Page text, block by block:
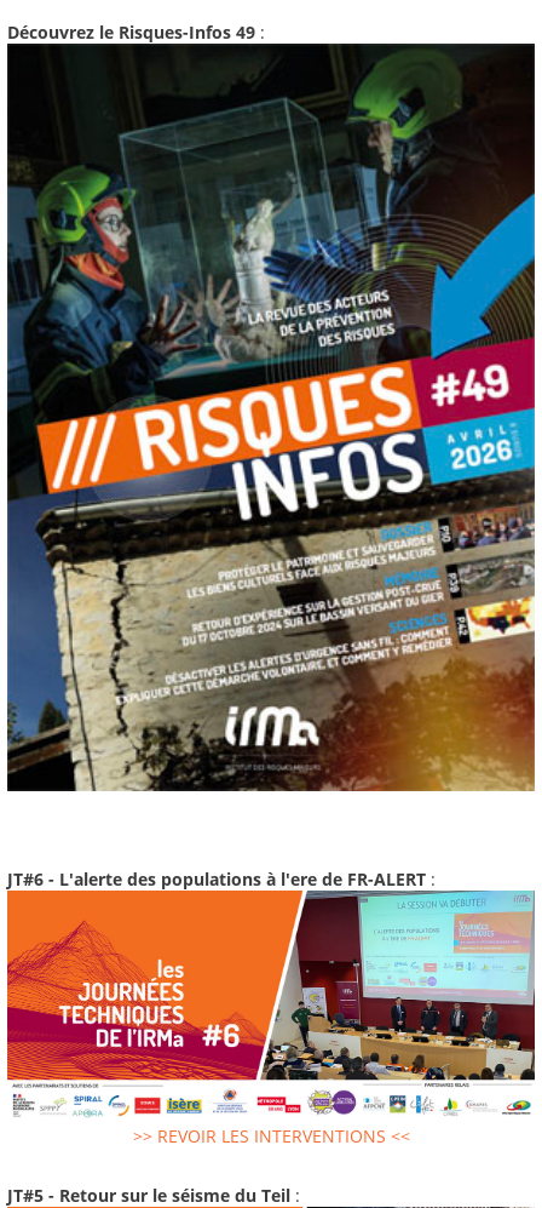
Découvrez le Risques-Infos 49 :
JT#6 - L'alerte des populations à l'ere de FR-ALERT :
>> REVOIR LES INTERVENTIONS <<
JT#5 - Retour sur le séisme du Teil :